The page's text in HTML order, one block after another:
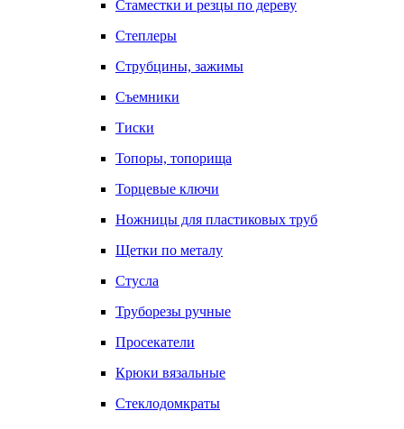
Стаместки и резцы по дереву
Степлеры
Струбцины, зажимы
Съемники
Тиски
Топоры, топорища
Торцевые ключи
Ножницы для пластиковых труб
Щетки по металу
Стусла
Труборезы ручные
Просекатели
Крюки вязальные
Стеклодомкраты